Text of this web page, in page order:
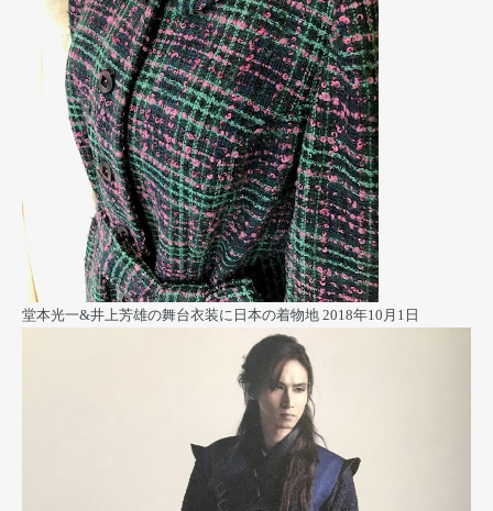
堂本光一&井上芳雄の舞台衣装に日本の着物地 2018年10月1日